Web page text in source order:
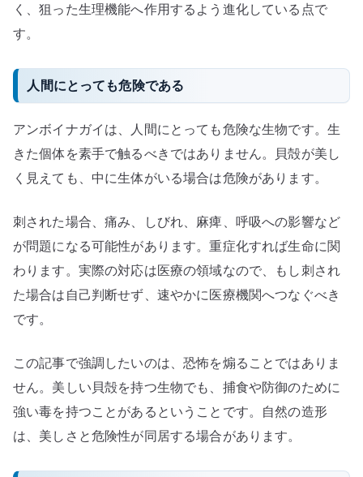
く、狙った生理機能へ作用するよう進化している点で
す。
人間にとっても危険である
アンボイナガイは、人間にとっても危険な生物です。生
きた個体を素手で触るべきではありません。貝殻が美し
く見えても、中に生体がいる場合は危険があります。
刺された場合、痛み、しびれ、麻痺、呼吸への影響など
が問題になる可能性があります。重症化すれば生命に関
わります。実際の対応は医療の領域なので、もし刺され
た場合は自己判断せず、速やかに医療機関へつなぐべき
です。
この記事で強調したいのは、恐怖を煽ることではありま
せん。美しい貝殻を持つ生物でも、捕食や防御のために
強い毒を持つことがあるということです。自然の造形
は、美しさと危険性が同居する場合があります。